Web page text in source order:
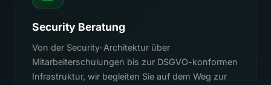
Security Beratung
Von der Security-Architektur über
Mitarbeiterschulungen bis zur DSGVO-konformen
Infrastruktur, wir begleiten Sie auf dem Weg zur